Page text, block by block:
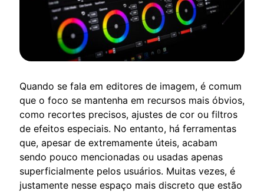
Quando se fala em editores de imagem, é comum
que o foco se mantenha em recursos mais óbvios,
como recortes precisos, ajustes de cor ou filtros
de efeitos especiais. No entanto, há ferramentas
que, apesar de extremamente úteis, acabam
sendo pouco mencionadas ou usadas apenas
superficialmente pelos usuários. Muitas vezes, é
justamente nesse espaço mais discreto que estão